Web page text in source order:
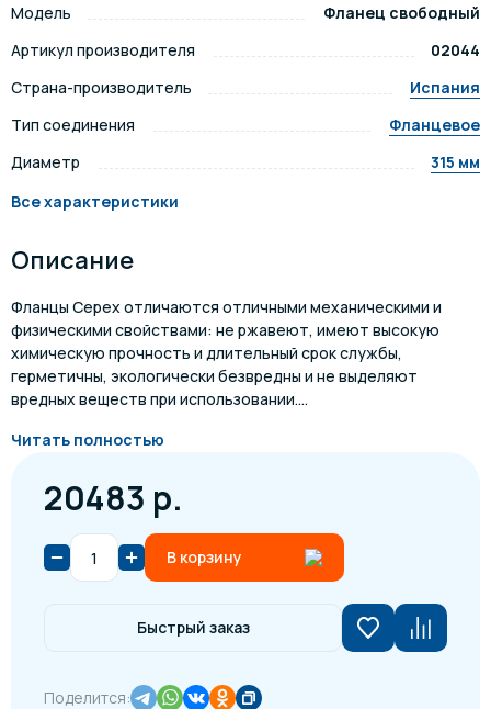
Модель
Фланец свободный
Артикул производителя
02044
Страна-производитель
Испания
Тип соединения
Фланцевое
Диаметр
315 мм
Все характеристики
Описание
Фланцы Cepex отличаются отличными механическими и
физическими свойствами: не ржавеют, имеют высокую
химическую прочность и длительный срок службы,
герметичны, экологически безвредны и не выделяют
вредных веществ при использовании....
Читать полностью
20483 р.
В корзину
Быстрый заказ
Поделится: